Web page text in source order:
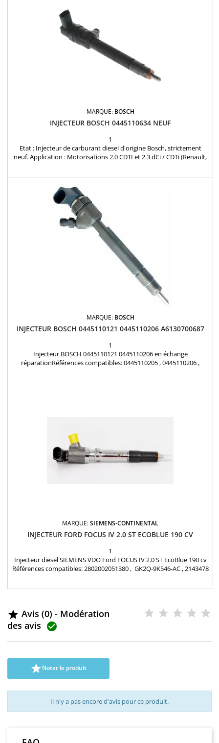
MARQUE: BOSCH
INJECTEUR BOSCH 0445110634 NEUF
1
Etat : Injecteur de carburant diesel d'origine Bosch, strictement
neuf. Application : Motorisations 2.0 CDTI et 2.3 dCi / CDTi (Renault,
MARQUE: BOSCH
INJECTEUR BOSCH 0445110121 0445110206 A6130700687
1
Injecteur BOSCH 0445110121 0445110206 en échange
réparationRéférences compatibles: 0445110205 , 0445110206 ,
MARQUE:SIEMENS-CONTINENTAL
INJECTEUR FORD FOCUS IV 2.0 ST ECOBLUE 190 CV
1
Injecteur diesel SIEMENS VDO Ford FOCUS IV 2.0 ST EcoBlue 190 cv
Références compatibles: 2802002051380 , GK2Q-9K546-AC , 2143478
 Avis (0) - Modération
des avis 
Noter le produit
Il n'y a pas encore d'avis pour ce produit.